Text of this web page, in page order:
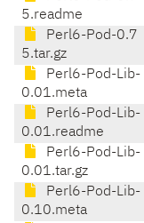
5.readme
Perl6-Pod-0.7
5.tar.gz
Perl6-Pod-Lib-
0.01.meta
Perl6-Pod-Lib-
0.01.readme
Perl6-Pod-Lib-
0.01.tar.gz
Perl6-Pod-Lib-
0.10.meta